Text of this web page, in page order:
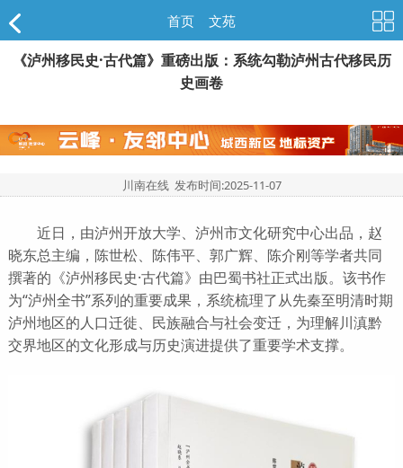
首页 文苑
《泸州移民史·古代篇》重磅出版：系统勾勒泸州古代移民历
史画卷
川南在线 发布时间:2025-11-07
近日，由泸州开放大学、泸州市文化研究中心出品，赵
晓东总主编，陈世松、陈伟平、郭广辉、陈介刚等学者共同
撰著的《泸州移民史·古代篇》由巴蜀书社正式出版。该书作
为“泸州全书”系列的重要成果，系统梳理了从先秦至明清时期
泸州地区的人口迁徙、民族融合与社会变迁，为理解川滇黔
交界地区的文化形成与历史演进提供了重要学术支撑。